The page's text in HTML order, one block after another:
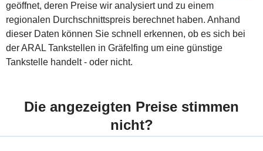
geöffnet, deren Preise wir analysiert und zu einem
regionalen Durchschnittspreis berechnet haben. Anhand
dieser Daten können Sie schnell erkennen, ob es sich bei
der ARAL Tankstellen in Gräfelfing um eine günstige
Tankstelle handelt - oder nicht.
Die angezeigten Preise stimmen
nicht?